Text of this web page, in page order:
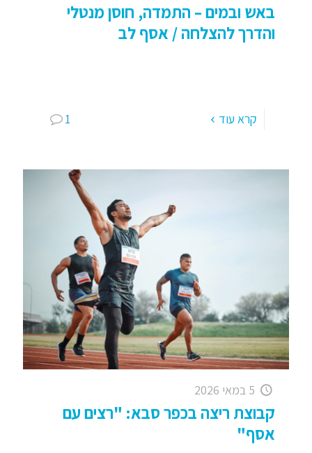
באש ובמים – התמדה, חוסן מנטלי
והדרך להצלחה / אסף לב
1
קרא עוד
5 במאי 2026
קבוצת ריצה בכפר סבא: "רצים עם
אסף"